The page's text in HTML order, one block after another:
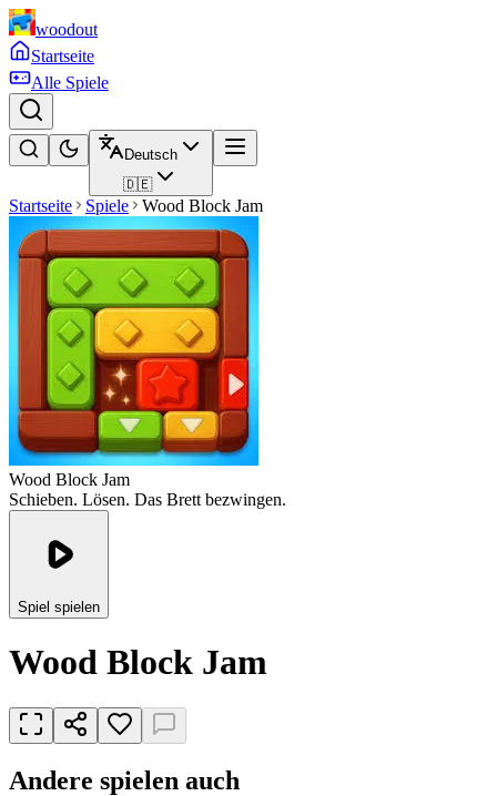
woodout
Startseite
Alle Spiele
Deutsch
🇩🇪
Startseite Spiele Wood Block Jam
Wood Block Jam
Schieben. Lösen. Das Brett bezwingen.
Spiel spielen
Wood Block Jam
Andere spielen auch